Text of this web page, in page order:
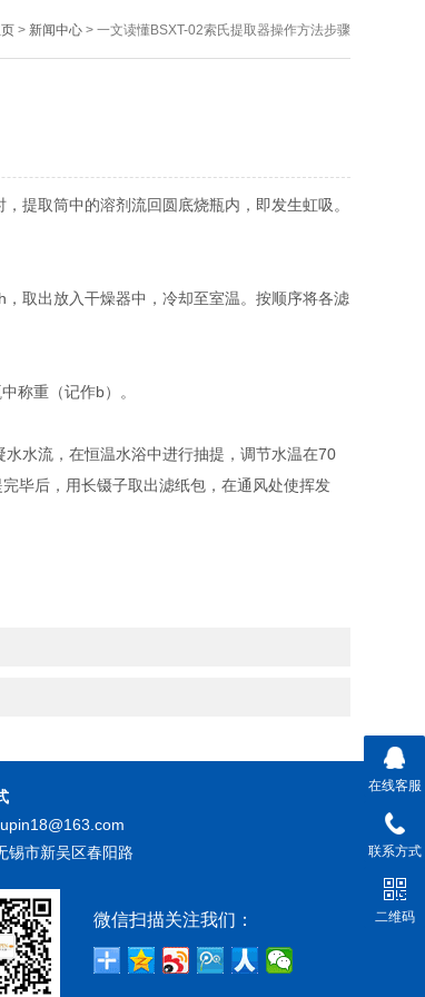
> 新闻中心> 一文读懂BSXT-02索氏提取器操作方法步骤
提取筒中的溶剂流回圆底烧瓶内，即发生虹吸。
取出放入干燥器中，冷却至室温。按顺序将各滤
称重（记作b）。
水流，在恒温水浴中进行抽提，调节水温在70
毕后，用长镊子取出滤纸包，在通风处使挥发
锡市新吴区春阳路
微信扫描关注我们：
在线客服
联系方式
二维码